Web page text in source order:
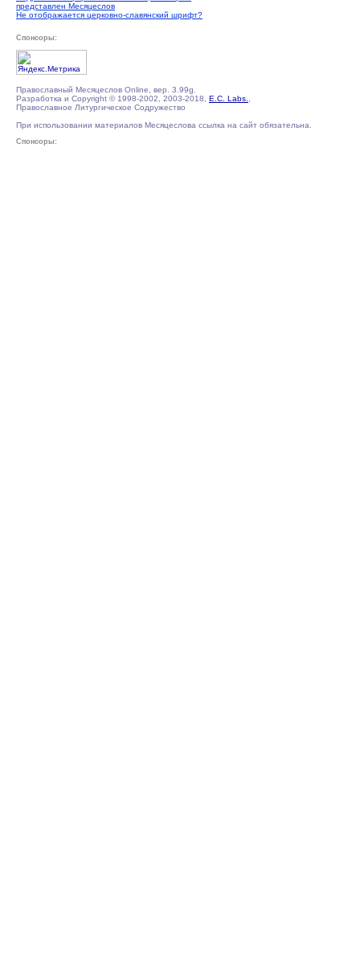
представлен Месяцеслов
Не отображается церковно-славянский шрифт?
Спонсоры:
Православный Месяцеслов Online, вер. 3.99g.
Разработка и Copyright © 1998-2002, 2003-2018, E.C. Labs.
Православное Литургическое Содружество
При использовании материалов Месяцеслова ссылка на сайт обязательна.
Спонсоры: